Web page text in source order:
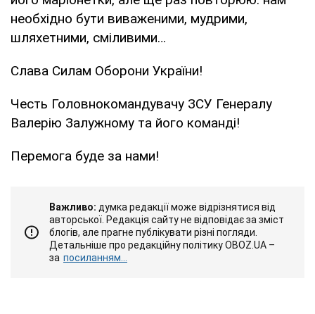
необхідно бути виваженими, мудрими,
шляхетними, сміливими…
Слава Силам Оборони України!
Честь Головнокомандувачу ЗСУ Генералу
Валерію Залужному та його команді!
Перемога буде за нами!
Важливо: думка редакції може відрізнятися від
авторської. Редакція сайту не відповідає за зміст
блогів, але прагне публікувати різні погляди.
Детальніше про редакційну політику OBOZ.UA –
за посиланням...